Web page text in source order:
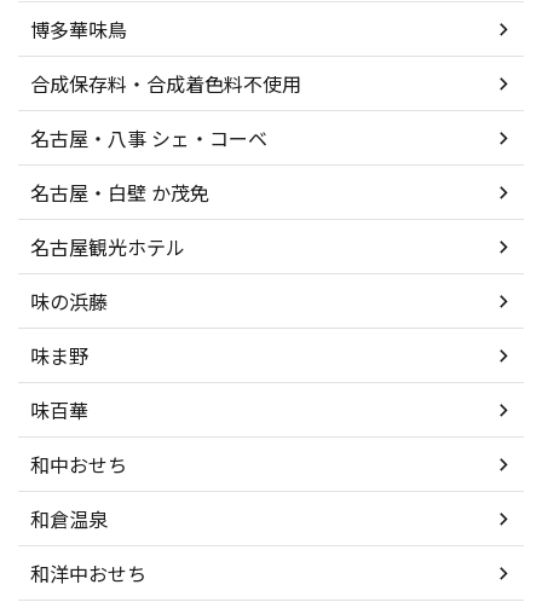
博多華味鳥
合成保存料・合成着色料不使用
名古屋・八事 シェ・コーベ
名古屋・白壁 か茂免
名古屋観光ホテル
味の浜藤
味ま野
味百華
和中おせち
和倉温泉
和洋中おせち